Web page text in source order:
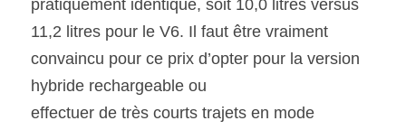
pratiquement identique, soit 10,0 litres versus
11,2 litres pour le V6. Il faut être vraiment
convaincu pour ce prix d’opter pour la version
hybride rechargeable ou
effectuer de très courts trajets en mode